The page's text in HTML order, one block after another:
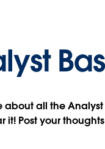
about all the
it! Post your